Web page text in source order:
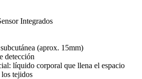
Integrados
(aprox. 15mm)
detección
líquido corporal que llena el espacio
tejidos